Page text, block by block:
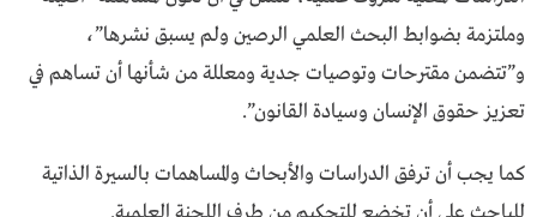
وملتزمة بضوابط البحث العلمي الرصين ولم يسبق نشرها”،
و”تتضمن مقترحات وتوصيات جدية ومعللة من شأنها أن تساهم في
تعزيز حقوق الإنسان وسيادة القانون”.
كما يجب أن ترفق الدراسات والأبحاث والمساهمات بالسيرة الذاتية